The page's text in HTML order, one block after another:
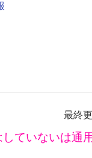
最終
していないは通